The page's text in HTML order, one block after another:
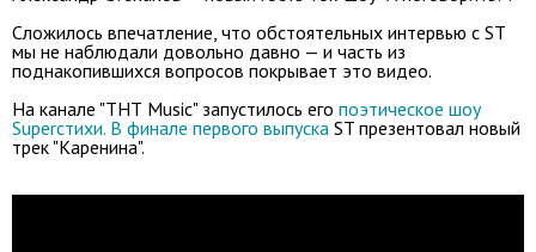
Сложилось впечатление, что обстоятельных интервью с ST
мы не наблюдали довольно давно — и часть из
поднакопившихся вопросов покрывает это видео.
На канале "ТНТ Music" запустилось его поэтическое шоу
Superстихи. В финале первого выпуска ST презентовал новый
трек "Каренина".